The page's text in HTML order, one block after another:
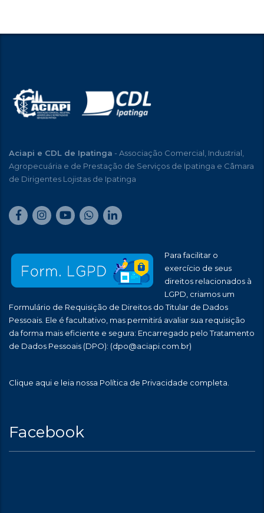
Aciapi e CDL de Ipatinga - Associação Comercial, Industrial,
Agropecuária e de Prestação de Serviços de Ipatinga e Câmara
de Dirigentes Lojistas de Ipatinga
Para facilitar o
exercício de seus
direitos relacionados à
LGPD, criamos um
Formulário de Requisição de Direitos do Titular de Dados
Pessoais. Ele é facultativo, mas permitirá avaliar sua requisição
da forma mais eficiente e segura: Encarregado pelo Tratamento
de Dados Pessoais (DPO): (dpo@aciapi.com.br)
Clique aqui e leia nossa Política de Privacidade completa.
Facebook